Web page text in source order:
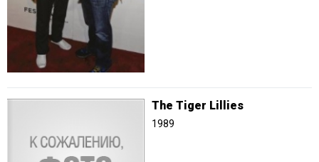
The Tiger Lillies
1989